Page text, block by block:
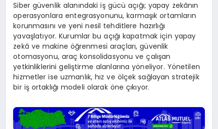
Siber güvenlik alanındaki iş gücü açığı; yapay zekânın
operasyonlara entegrasyonunu, karmaşık ortamların
korunmasını ve yeni nesil tehditlere hazırlığı
yavaşlatıyor. Kurumlar bu açığı kapatmak için yapay
zekâ ve makine öğrenmesi araçları, güvenlik
otomasyonu, araç konsolidasyonu ve çalışan
yetkinliklerini geliştirme alanlarına yöneliyor. Yönetilen
hizmetler ise uzmanlık, hız ve ölçek sağlayan stratejik
bir iş ortaklığı modeli olarak öne çıkıyor.